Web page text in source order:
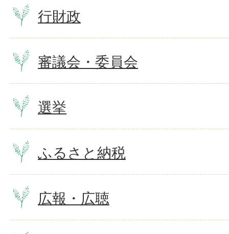
行財政
審議会・委員会
選挙
ふるさと納税
広報・広聴